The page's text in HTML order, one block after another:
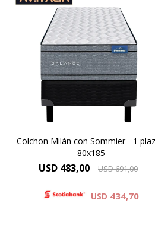
Una combinación de espumas
firmes y sostenibles, altura de
colchón 29 cm y 64 cm la suma
del colchón y el sommier.
Doble confort gracias a las capas
de espuma
Extrafirm contenidas por un
sistema de doble Europillow.
Colchon Milán con Sommier - 1
- 80x185
USD 483,00 USD691,00
USD 434,70